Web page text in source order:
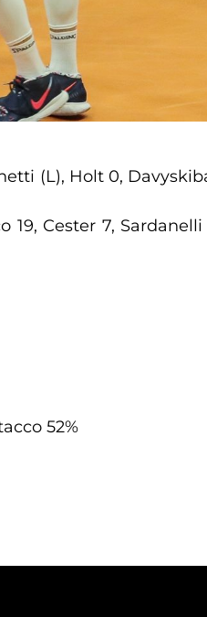
(L), Holt 0,
19, Cester 7,
52%